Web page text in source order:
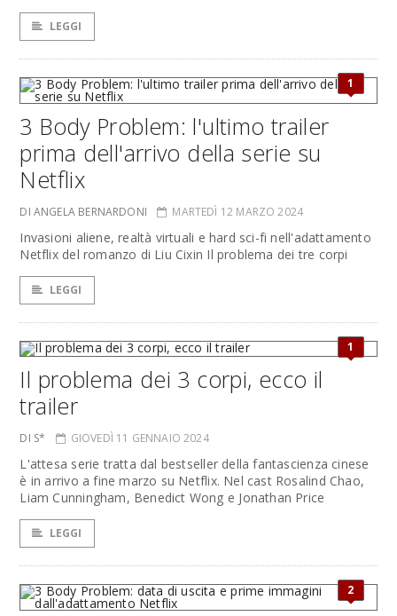
LEGGI
1
3 Body Problem: l'ultimo trailer
prima dell'arrivo della serie su
Netflix
DI ANGELA BERNARDONI MARTEDÌ 12 MARZO 2024
Invasioni aliene, realtà virtuali e hard sci-fi nell'adattamento
Netflix del romanzo di Liu Cixin Il problema dei tre corpi
LEGGI
1
Il problema dei 3 corpi, ecco il
trailer
DI S* GIOVEDÌ 11 GENNAIO 2024
L'attesa serie tratta dal bestseller della fantascienza cinese
è in arrivo a fine marzo su Netflix. Nel cast Rosalind Chao,
Liam Cunningham, Benedict Wong e Jonathan Price
LEGGI
2